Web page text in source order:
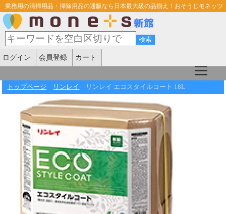
業務用の清掃用品・掃除用品の通販なら日本最大級の品揃え！おそうじモネッツ
ログイン 会員登録 カート
トップページ リンレイ リンレイ エコスタイルコート 18L